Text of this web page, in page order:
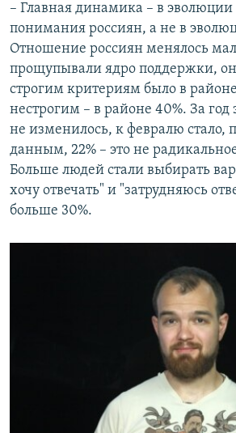
– Главная динамика – в
понимания россиян, а не в
Отношение россиян менялось
прощупывали ядро поддержки,
строгим критериям было в
нестрогим – в районе 40%. За год
не изменилось, к февралю стало,
данным, 22% – это не
Больше людей стали выбирать
хочу отвечать" и "затрудняюсь
больше 30%.